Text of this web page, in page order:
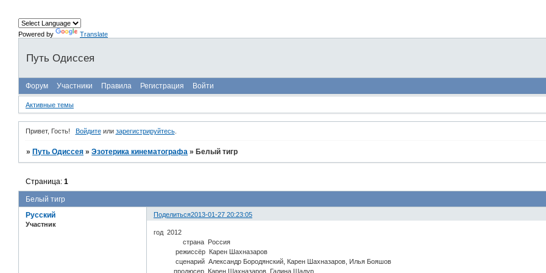
Powered by Translate
Путь Одиссея
Форум Участники Правила Регистрация Войти
Активные темы
Привет, Гость! Войдитеили зарегистрируйтесь.
» Путь Одиссея »Эзотерика кинематографа » Белый тигр
Белый тигр
Страница:1
Поделиться2013-01-27 20:23:05
Русский
Участник
год 2012
страна Россия
режиссёр Карен Шахназаров
сценарий Александр Бородянский, Карен Шахназаров, Илья Бояшов
продюсер Карен Шахназаров, Галина Шадур